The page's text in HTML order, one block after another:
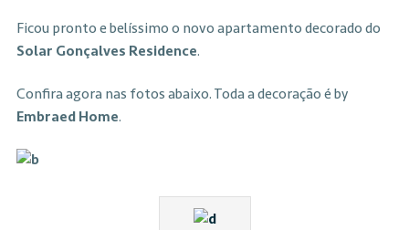
Ficou pronto e belíssimo o novo apartamento decorado do
Solar Gonçalves Residence.
Confira agora nas fotos abaixo. Toda a decoração é by
Embraed Home.